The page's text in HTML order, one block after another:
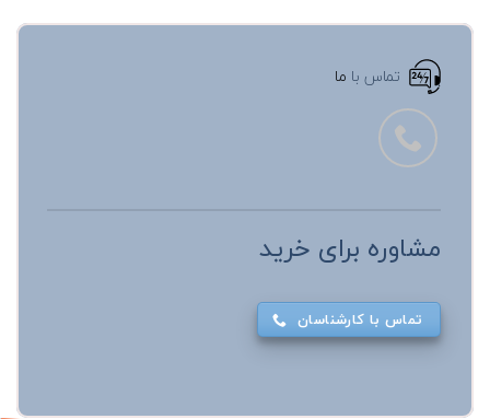
تماس با ما
مشاوره برای خرید
تماس با کارشناسان